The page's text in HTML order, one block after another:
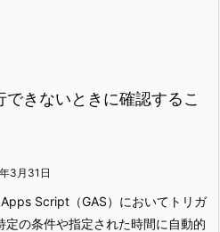
できないときに確認するこ
3月31日
Script（GAS）においてトリガ
定の条件や指定された時間に自動的